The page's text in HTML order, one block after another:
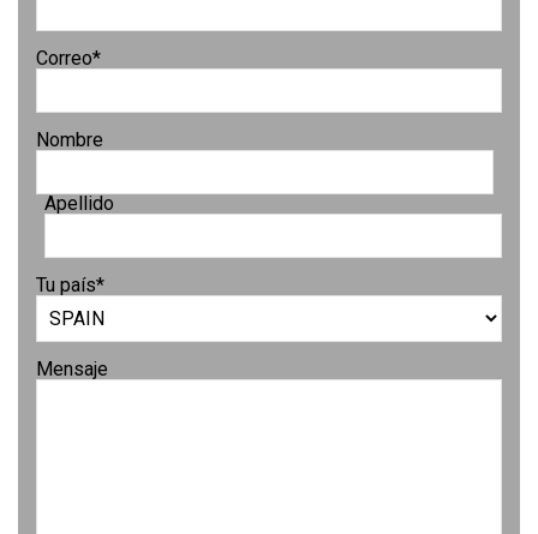
Correo*
Nombre
Apellido
Tu país*
Mensaje